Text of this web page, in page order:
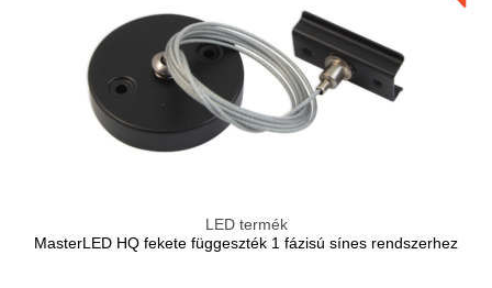
LED termék
MasterLED HQ fekete függeszték 1 fázisú sínes rendszerhez